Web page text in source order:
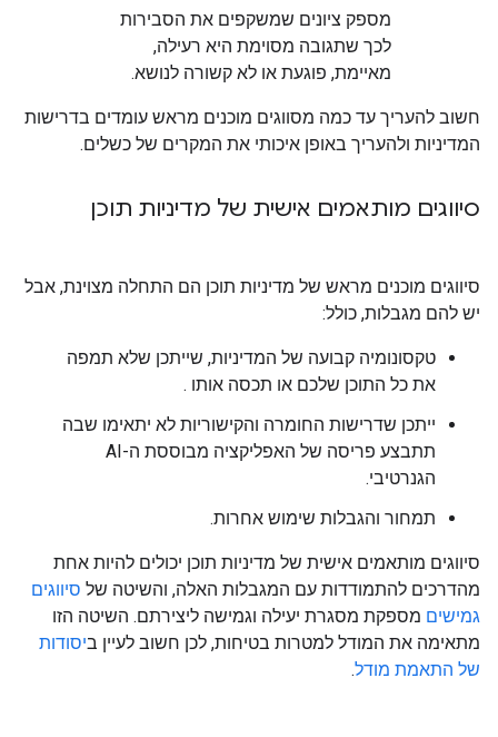
מספק ציונים שמשקפים את הסבירות
לכך שתגובה מסוימת היא רעילה,
מאיימת, פוגעת או לא קשורה לנושא.
חשוב להעריך עד כמה מסווגים מוכנים מראש עומדים בדרישות
המדיניות ולהעריך באופן איכותי את המקרים של כשלים.
סיווגים מותאמים אישית של מדיניות תוכן
סיווגים מוכנים מראש של מדיניות תוכן הם התחלה מצוינת, אבל
יש להם מגבלות, כולל:
טקסונומיה קבועה של המדיניות, שייתכן שלא תמפה
את כל התוכן שלכם או תכסה אותו .
ייתכן שדרישות החומרה והקישוריות לא יתאימו שבה
תתבצע פריסה של האפליקציה מבוססת ה-AI
הגנרטיבי.
תמחור והגבלות שימוש אחרות.
סיווגים מותאמים אישית של מדיניות תוכן יכולים להיות אחת
מהדרכים להתמודדות עם המגבלות האלה, והשיטה של סיווגים
גמישים מספקת מסגרת יעילה וגמישה ליצירתם. השיטה הזו
מתאימה את המודל למטרות בטיחות, לכן חשוב לעיין ביסודות
של התאמת מודל.